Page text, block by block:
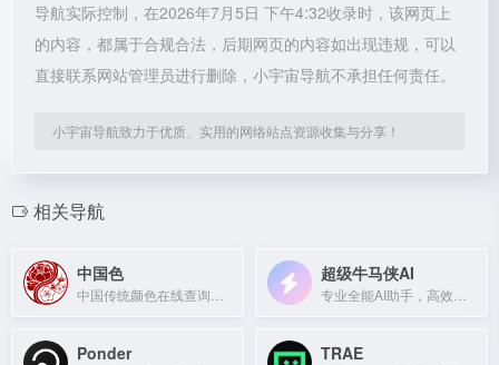
导航实际控制，在2026年7月5日 下午4:32收录时，该网页上
的内容，都属于合规合法，后期网页的内容如出现违规，可以
直接联系网站管理员进行删除，小宇宙导航不承担任何责任。
小宇宙导航致力于优质、实用的网络站点资源收集与分享！
相关导航
中国色 超级牛马侠AI
Ponder TRAE